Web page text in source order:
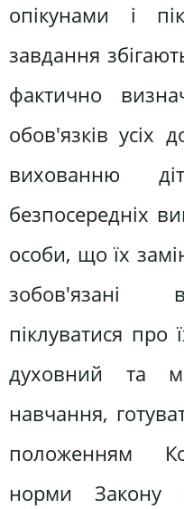
опікунами і
завдання
фактично
обов'язків усіх
вихованню
безпосередніх
особи, що їх
зобов'язані
піклуватися про
духовний та
навчання,
положенням
норми Закону